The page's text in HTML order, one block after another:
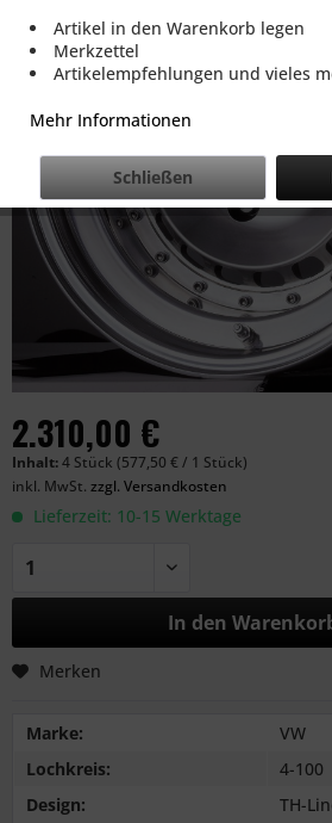
2.310,00 €
Inhalt:4 Stück (577,50 € / 1 Stück)
inkl. MwSt. zzgl. Versandkosten
Lieferzeit: 10-15 Werktage
In den
Merken
Marke:
VW
Lochkreis:
4-100
Design:
TH-
Artikel in den Warenkorb legen
Merkzettel
Artikelempfehlungen und vieles
Mehr Informationen
Schließen